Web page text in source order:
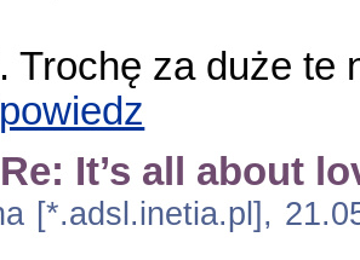
Trochę za duże te
Re: It’s all about
[*.adsl.inetia.pl],